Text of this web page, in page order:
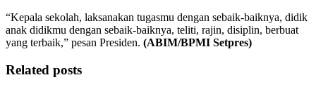
“Kepala sekolah, laksanakan tugasmu dengan sebaik-baiknya, didik
anak didikmu dengan sebaik-baiknya, teliti, rajin, disiplin, berbuat
yang terbaik,” pesan Presiden. (ABIM/BPMI Setpres)
Related posts